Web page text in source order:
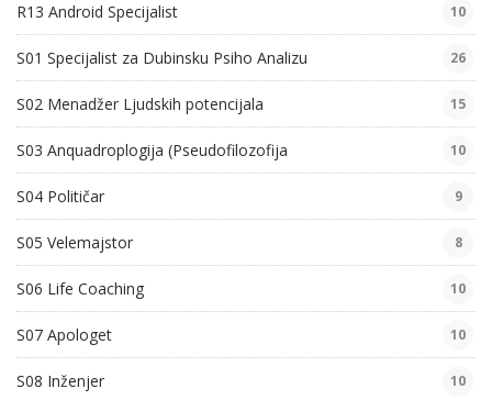
R13 Android Specijalist 10
S01 Specijalist za Dubinsku Psiho Analizu 26
S02 Menadžer Ljudskih potencijala 15
S03 Anquadroplogija (Pseudofilozofija 10
S04 Političar 9
S05 Velemajstor 8
S06 Life Coaching 10
S07 Apologet 10
S08 Inženjer 10